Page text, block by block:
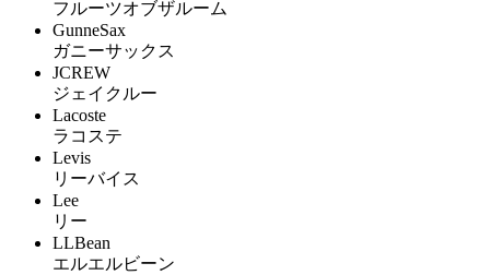
フルーツオブザルーム
GunneSax
ガニーサックス
JCREW
ジェイクルー
Lacoste
ラコステ
Levis
リーバイス
Lee
リー
LLBean
エルエルビーン